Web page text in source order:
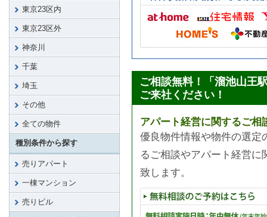
東京23区内
東京23区外
神奈川
千葉
埼玉
その他
全ての物件
種別条件から探す
売りアパート
一棟マンション
売りビル
ご相談無料！「溜池山王
ご来社ください！
アパート経営に関するご相
優良物件情報や物件の選定
るご相談やアパート経営
致します。